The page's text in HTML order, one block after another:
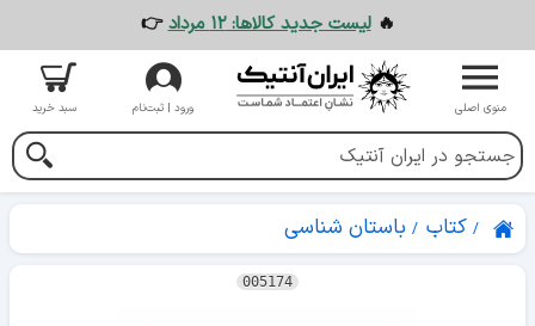
🔥لیست جدید کالاها: ۱۲ مرداد 👉
منوی اصلی ورود | ثبت‌نام سبد خرید
کتاب باستان شناسی
005174